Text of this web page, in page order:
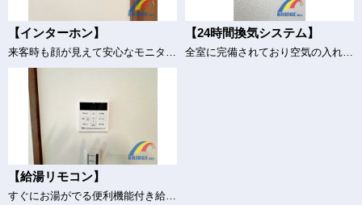
【インターホン】
来客時も顔が見えて安心なモニター付きインターホン
【24時間換気システム】
全室に完備されており空気の入れ替えもバッチリ♪
【給湯リモコン】
すぐにお湯がでる便利機能付き給湯器♪